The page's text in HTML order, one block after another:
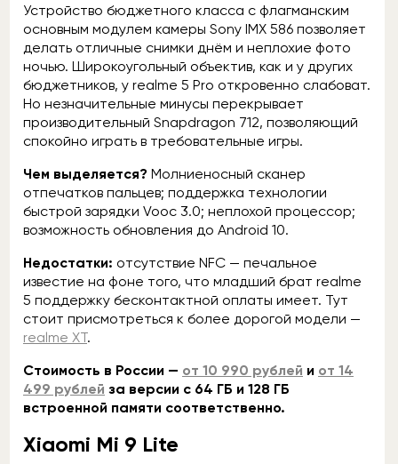
Устройство бюджетного класса с флагманским
основным модулем камеры Sony IMX 586 позволяет
делать отличные снимки днём и неплохие фото
ночью. Широкоугольный объектив, как и у других
бюджетников, у realme 5 Pro откровенно слабоват.
Но незначительные минусы перекрывает
производительный Snapdragon 712, позволяющий
спокойно играть в требовательные игры.
Чем выделяется? Молниеносный сканер
отпечатков пальцев; поддержка технологии
быстрой зарядки Vooc 3.0; неплохой процессор;
возможность обновления до Android 10.
Недостатки: отсутствие NFC — печальное
известие на фоне того, что младший брат realme
5 поддержку бесконтактной оплаты имеет. Тут
стоит присмотреться к более дорогой модели —
realme XT.
Стоимость в России — от 10 990 рублей и от 14
499 рублей за версии с 64 ГБ и 128 ГБ
встроенной памяти соответственно.
Xiaomi Mi 9 Lite